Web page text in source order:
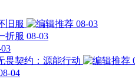
旧服
08-03
折服 08-03
畏契约：源能行动
04